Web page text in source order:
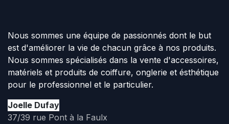
Nous sommes une équipe de passionnés dont le but
est d'améliorer la vie de chacun grâce à nos produits.
Nous sommes spécialisés dans la vente d'accessoires,
matériels et produits de coiffure, onglerie et ésthétique
pour le professionnel et le particulier.
Joelle Dufay
37/39 rue Pont à la Faulx